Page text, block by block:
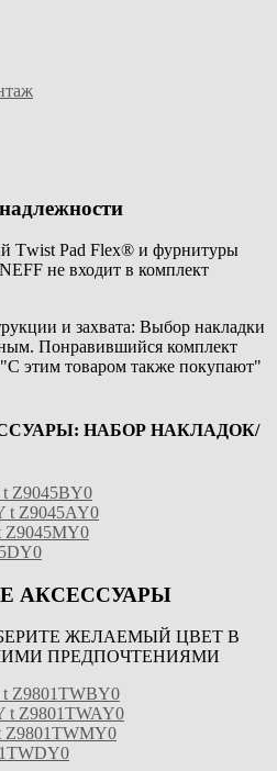
Раd Flех® и фурнитуры
не входит в комплект
и захвата: Выбор накладки
Понравившийся комплект
этим товаром также покупают"
НАБОР НАКЛАДОК/
Z9045BY0
t Z9045AY0
АКСЕССУАРЫ
ЖЕЛАЕМЫЙ ЦВЕТ В
ПРЕДПОЧТЕНИЯМИ
Z9801TWBY0
t Z9801TWAY0